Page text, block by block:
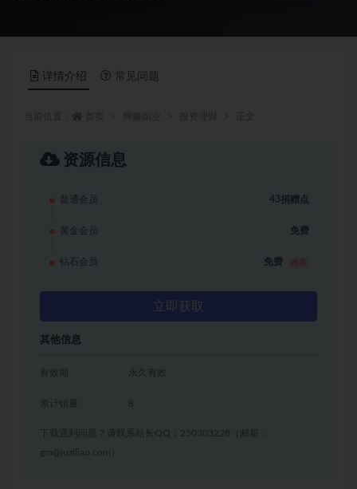
详情介绍 常见问题
资源信息
普通会员 43捐赠点
黄金会员 免费
钻石会员 免费
立即获取
其他信息
有效期 永久有效
累计销量 8
下载遇到问题？请联系站长QQ：250303228（邮箱：
gm@juziliao.com）